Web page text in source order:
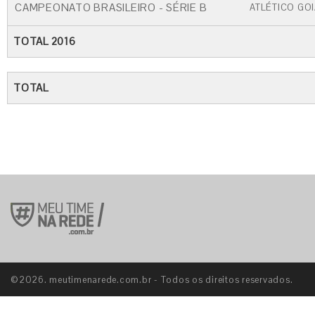
CAMPEONATO BRASILEIRO - SÉRIE B ATLÉTICO
TOTAL 2016
TOTAL
©2026. meutimenarede.com.br - Todos os direitos reservados.